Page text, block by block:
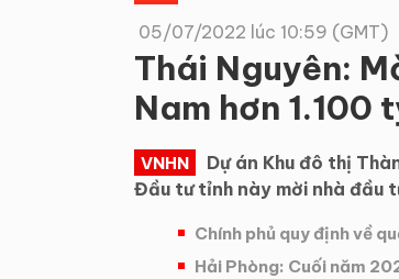
05/07/2022 lúc 10:59 (GMT)
Thái Nguyên:
Nam hơn 1.100
VNHN
Dự án Khu đô thị
Đầu tư tỉnh này mời nhà đầu
Chính phủ quy định về
Hải Phòng: Cuối năm